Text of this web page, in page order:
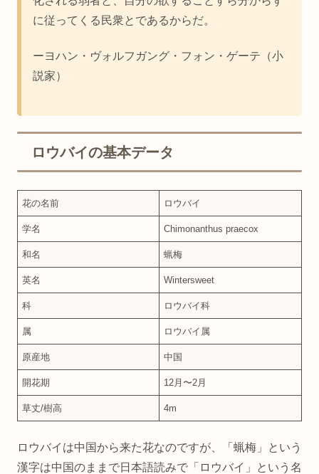
に従ってくる民衆とであるからだ。
ーヨハン・ヴォルフガング・フォン・ゲーテ（小
説家）
ロウバイの基本データ
花の名前 ロウバイ
学名 Chimonanthus praecox
和名 蝋梅
英名 Wintersweet
科 ロウバイ科
属 ロウバイ属
原産地 中国
開花期 12月〜2月
草丈/樹高 4m
ロウバイは中国から来た花なのですが、「蝋梅」という
漢字は中国のままで日本語読みで「ロウバイ」という名